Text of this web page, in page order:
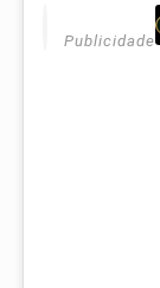
Publicidade